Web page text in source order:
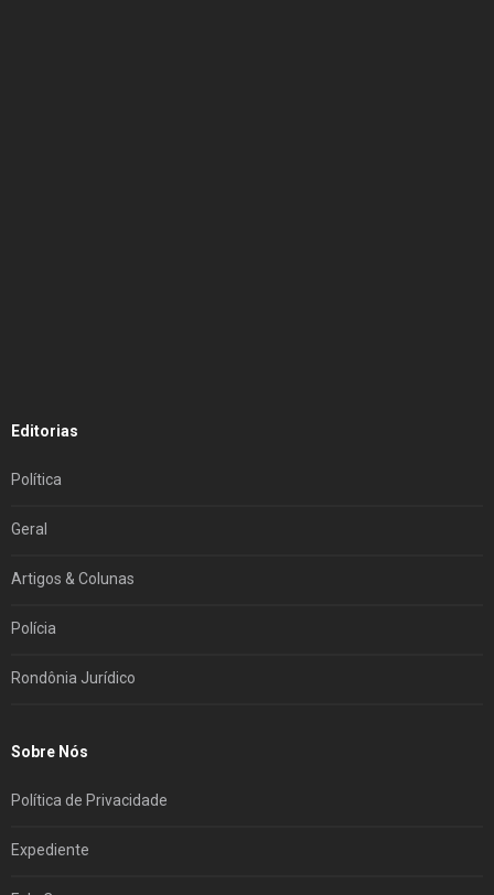
Editorias
Política
Geral
Artigos & Colunas
Polícia
Rondônia Jurídico
Sobre Nós
Política de Privacidade
Expediente